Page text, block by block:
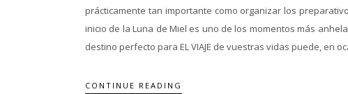
prácticamente tan importante como organizar los
inicio de la Luna de Miel es uno de los momentos más
destino perfecto para EL VIAJE de vuestras vidas puede, en
CONTINUE READING